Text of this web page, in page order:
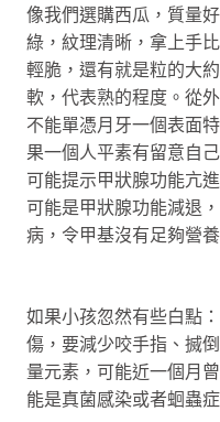
像我們選購西瓜，質量
綠，紋理清晰，拿上手
輕脆，還有就是粒的大
軟，代表熟的程度。從
不能單憑月牙一個表面
果一個人平素有留意自
可能提示甲狀腺功能亢
可能是甲狀腺功能減退
病，令甲基沒有足夠營
如果小孩忽然有些白點
傷，要減少咬手指、搣
量元素，可能近一個月
能是真菌感染或者蛔蟲